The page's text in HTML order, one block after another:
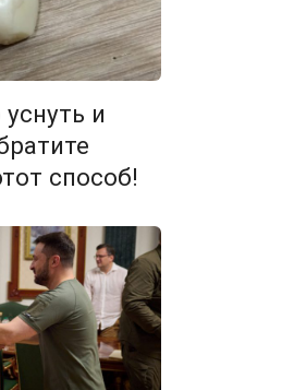
и
способ!